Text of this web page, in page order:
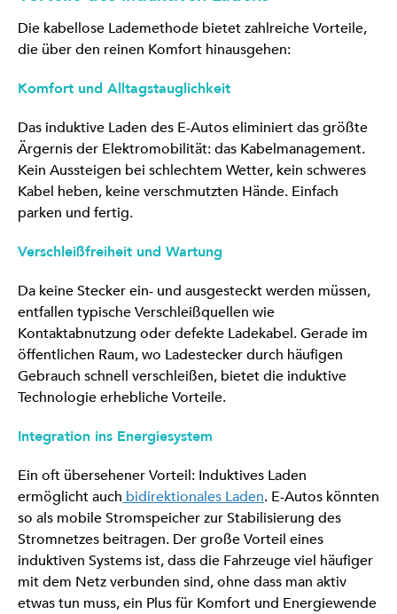
Die kabellose Lademethode bietet zahlreiche Vorteile,
die über den reinen Komfort hinausgehen:
Komfort und Alltagstauglichkeit
Das induktive Laden des E-Autos eliminiert das größte
Ärgernis der Elektromobilität: das Kabelmanagement.
Kein Aussteigen bei schlechtem Wetter, kein schweres
Kabel heben, keine verschmutzten Hände. Einfach
parken und fertig.
Verschleißfreiheit und Wartung
Da keine Stecker ein- und ausgesteckt werden müssen,
entfallen typische Verschleißquellen wie
Kontaktabnutzung oder defekte Ladekabel. Gerade im
öffentlichen Raum, wo Ladestecker durch häufigen
Gebrauch schnell verschleißen, bietet die induktive
Technologie erhebliche Vorteile.
Integration ins Energiesystem
Ein oft übersehener Vorteil: Induktives Laden
ermöglicht auch bidirektionales Laden. E-Autos könnten
so als mobile Stromspeicher zur Stabilisierung des
Stromnetzes beitragen. Der große Vorteil eines
induktiven Systems ist, dass die Fahrzeuge viel häufiger
mit dem Netz verbunden sind, ohne dass man aktiv
etwas tun muss, ein Plus für Komfort und Energiewende